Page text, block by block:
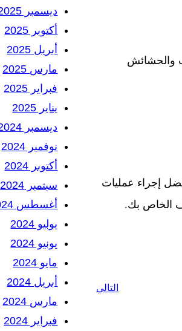
والحشائش
إجراء عمليات
الخاص بك.
التالي
ديسمبر 2025
أكتوبر 2025
أبريل 2025
مارس 2025
فبراير 2025
يناير 2025
ديسمبر 2024
نوفمبر 2024
أكتوبر 2024
سبتمبر 2024
أغسطس 2024
يوليو 2024
يونيو 2024
مايو 2024
أبريل 2024
مارس 2024
فبراير 2024